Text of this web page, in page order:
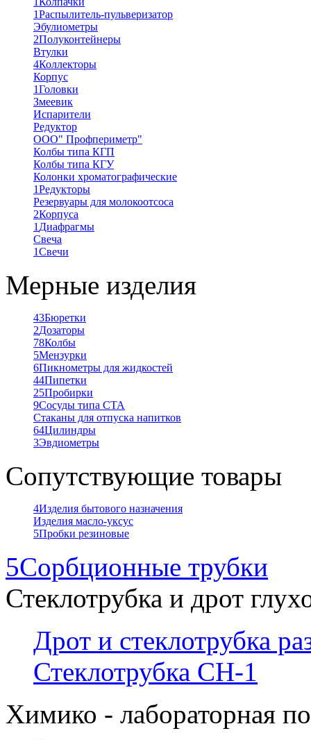
1Распылитель-пульверизатор
Эбулиометры
2Полуконтейнеры
Втулки
4Коллекторы
Корпус
1Головки
Змеевик
Испарители
Редуктор
ООО" Профпериметр"
Колбы типа КГП
Колбы типа КГУ
Колонки хроматографические
1Редукторы
Резервуары для молокоотсоса
2Корпуса
1 Диафрагмы
Свеча
1Свечи
Мерные изделия
43Бюретки
2Дозаторы
78Колбы
5Мензурки
6Пикнометры для жидкостей
44Пипетки
25Пробирки
9Сосуды типа СТА
Стаканы для отпуска напитков
64Цилиндры
3Эвдиометры
Сопутствующие товары
4Изделия бытового назначения
Изделия масло-уксус
5Пробки резиновые
5Сорбционные трубки
Стеклотрубка и дрот
Дрот и стеклотрубка
Стеклотрубка СН-1
Химико - лабораторная